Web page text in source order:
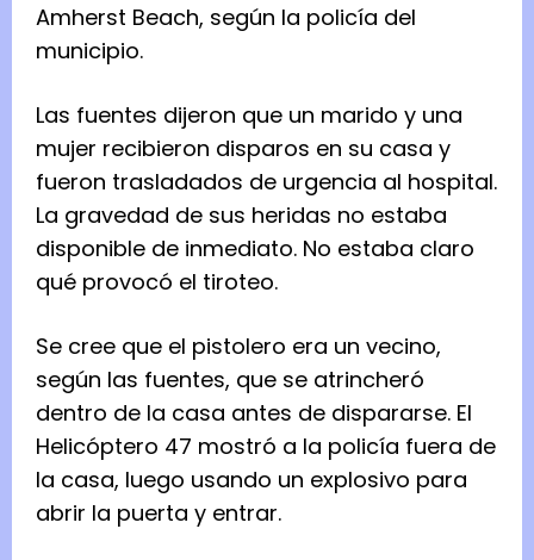
Amherst Beach, según la policía del
municipio.
Las fuentes dijeron que un marido y una
mujer recibieron disparos en su casa y
fueron trasladados de urgencia al hospital.
La gravedad de sus heridas no estaba
disponible de inmediato. No estaba claro
qué provocó el tiroteo.
Se cree que el pistolero era un vecino,
según las fuentes, que se atrincheró
dentro de la casa antes de dispararse. El
Helicóptero 47 mostró a la policía fuera de
la casa, luego usando un explosivo para
abrir la puerta y entrar.